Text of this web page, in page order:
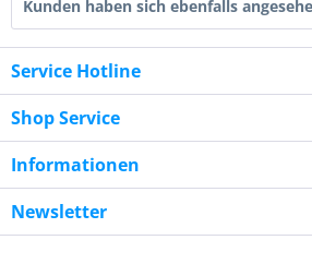
Kunden haben sich ebenfalls
Service Hotline
Shop Service
Informationen
Newsletter